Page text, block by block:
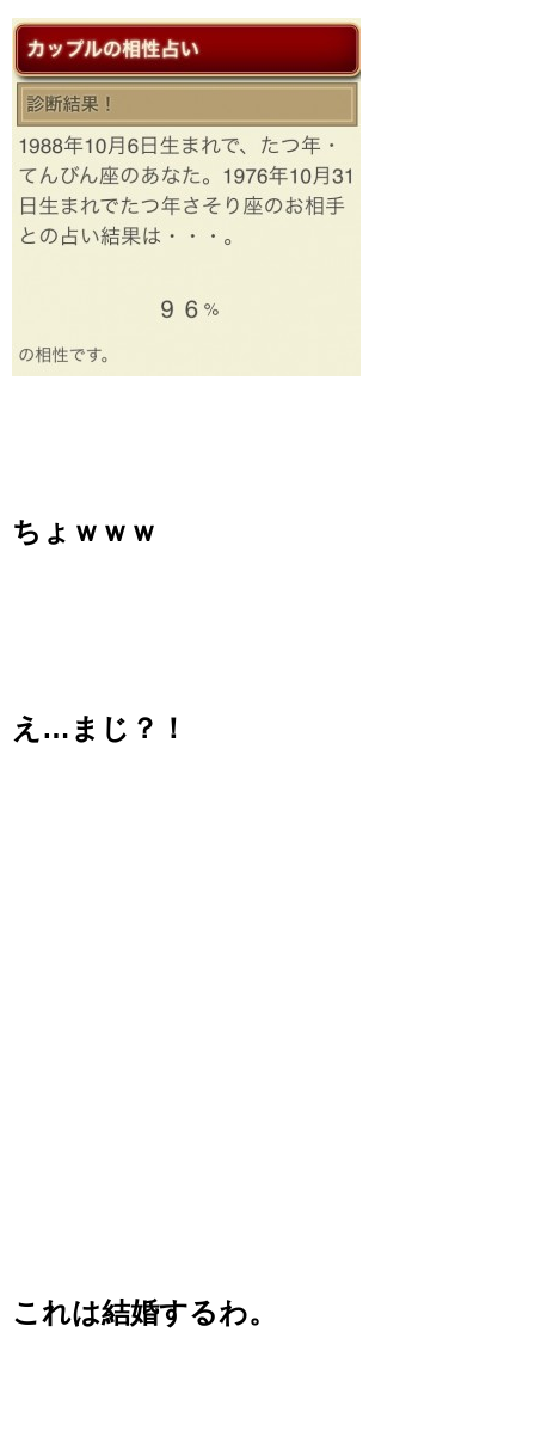
ちょｗｗｗ
え…まじ？！
これは結婚するわ。